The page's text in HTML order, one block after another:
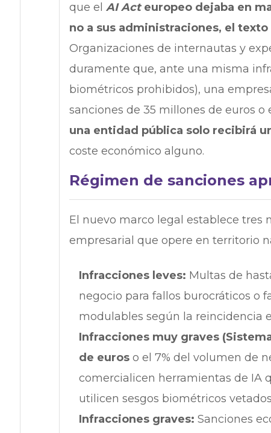
que el AI Acteuropeo dejaba en
no a sus administraciones, el
Organizaciones de internautas y
duramente que, ante una misma
biométricos prohibidos), una
sanciones de 35 millones de euros
una entidad pública solo recibirá
coste económico alguno.
Régimen de sanciones
El nuevo marco legal establece tres
empresarial que opere en territorio
Infracciones leves: Multas de
negocio para fallos burocráticos o
modulables según la reincidencia
Infracciones muy graves
de euroso el 7% del volumen de
comercialicen herramientas de IA
utilicen sesgos biométricos
Infracciones graves: Sanciones